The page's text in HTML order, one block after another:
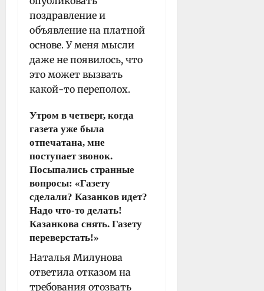
поздравление и
объявление на платной
основе. У меня мысли
даже не появилось, что
это может вызвать
какой-то переполох.
Утром в четверг, когда
газета уже была
отпечатана, мне
поступает звонок.
Посыпались странные
вопросы: «Газету
сделали? Казанков идет?
Надо что-то делать!
Казанкова снять. Газету
переверстать!»
Наталья Милунова
ответила отказом на
требования отозвать